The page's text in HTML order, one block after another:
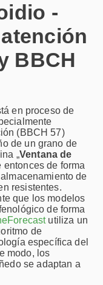
-
BBCH
en proceso de
(BBCH 57)
de un grano de
„Ventana de
de forma
de
resistentes.
que los modelos
de forma
utiliza un
de
específica del
modo, los
se adaptan a